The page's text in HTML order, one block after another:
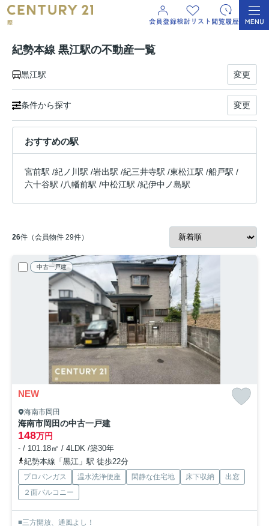
紀勢本線 黒江駅の不動産一覧
黒江駅 変更
条件から探す 変更
おすすめの駅
宮前駅 /紀ノ川駅 /岩出駅 /紀三井寺駅 /東松江駅 /船戸駅 /
六十谷駅 /八幡前駅 /中松江駅 /紀伊中ノ島駅
26件（会員物件 29件）
中古一戸建
NEW
海南市岡田
海南市岡田の中古一戸建
148万円
- / 101.18㎡ / 4LDK /築30年
紀勢本線「黒江」駅 徒歩22分
プロパンガス 温水洗浄便座 閑静な住宅地 床下収納
出窓
２面バルコニー
■三方開放、通風よし！